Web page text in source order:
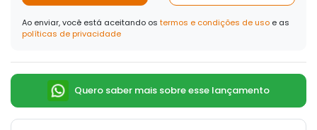
Ao enviar, você está aceitando os termos e condições de uso e as
políticas de privacidade
Quero saber mais sobre esse lançamento